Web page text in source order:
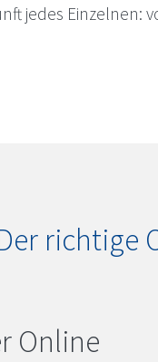
jedes Einzelnen:
richtige
Online